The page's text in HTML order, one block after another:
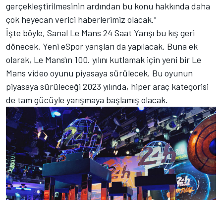
gerçekleştirilmesinin ardından bu konu hakkında daha
çok heyecan verici haberlerimiz olacak."
İşte böyle, Sanal Le Mans 24 Saat Yarışı bu kış geri
dönecek. Yeni eSpor yarışları da yapılacak. Buna ek
olarak, Le Mans'ın 100. yılını kutlamak için yeni bir Le
Mans video oyunu piyasaya sürülecek. Bu oyunun
piyasaya sürüleceği 2023 yılında, hiper araç kategorisi
de tam gücüyle yarışmaya başlamış olacak.